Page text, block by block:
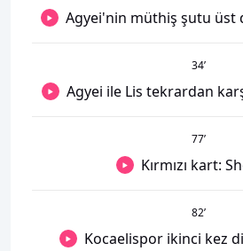
Agyei'nin müthiş şutu üst
34’
Agyei ile Lis tekrardan
77’
Kırmızı kart:
82’
Kocaelispor ikinci kez